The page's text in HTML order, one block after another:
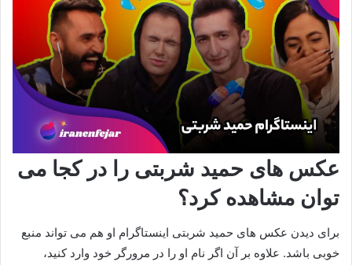
عکس های حمید شربتی را در کجا می
توان مشاهده کرد؟
برای دیدن عکس های حمید شربتی اینستاگرام او هم می تواند منبع
خوبی باشد. علاوه بر آن اگر نام او را در مرورگر خود وارد کنید،